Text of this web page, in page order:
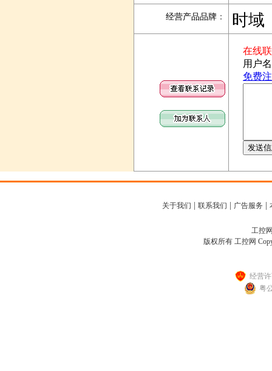
经营产品品牌 ： 时域
关于我们 联系我们 广告服务
工控
版权所有 工控网
经营
粤